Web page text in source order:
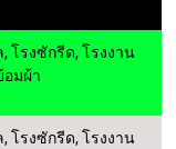
โรงซักรีด, โรงงาน
อมผ้า
โรงซักรีด, โรงงาน